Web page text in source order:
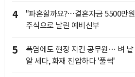
4
"파혼할까요?…결혼자금 5500만원
주식으로 날린 예비신부
5
폭염에도 현장 지킨 공무원… 벼 낱
알 세다, 화재 진압하다 '풀썩'